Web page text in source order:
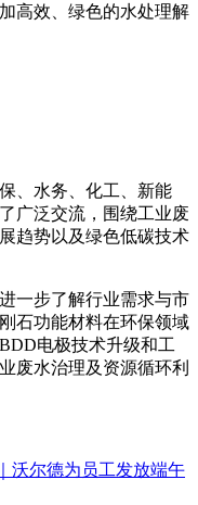
高效、绿色的水处理解
、水务、化工、新能
广泛交流，围绕工业废
趋势以及绿色低碳技术
一步了解行业需求与市
石功能材料在环保领域
电极技术升级和工
废水治理及资源循环利
沃尔德为员工发放端午